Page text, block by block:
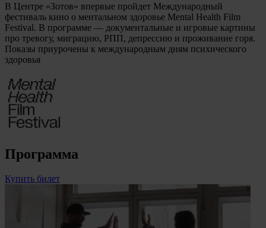
В Центре «Зотов» впервые пройдет Международный
фестиваль кино о ментальном здоровье Mental Health Film
Festival. В программе — документальные и игровые картины
про тревогу, миграцию, РПП, депрессию и проживание горя.
Показы приурочены к международным дням психического
здоровья
Программа
Купить билет